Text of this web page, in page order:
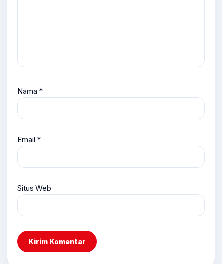
Nama *
Email *
Situs Web